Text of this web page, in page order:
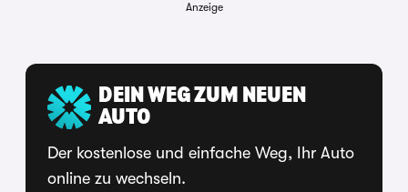
Anzeige
DEIN WEG ZUM NEUEN
AUTO
Der kostenlose und einfache Weg, Ihr Auto
online zu wechseln.